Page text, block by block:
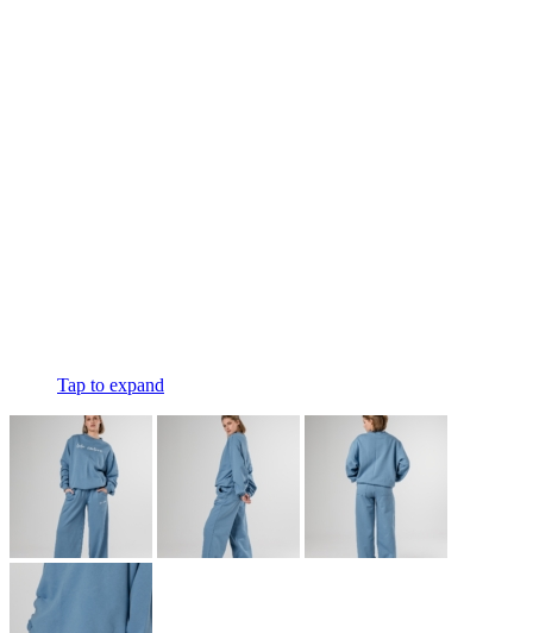
Tap to expand